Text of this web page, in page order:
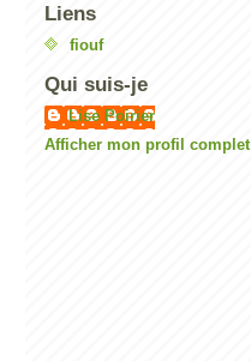
Liens
fiouf
Qui suis-je
Lise Poirier
Afficher mon profil complet